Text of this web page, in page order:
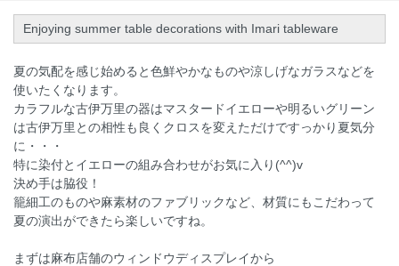
Enjoying summer table decorations with Imari tableware
夏の気配を感じ始めると色鮮やかなものや涼しげなガラスなどを
使いたくなります。
カラフルな古伊万里の器はマスタードイエローや明るいグリーン
は古伊万里との相性も良くクロスを変えただけですっかり夏気分
に・・・
特に染付とイエローの組み合わせがお気に入り(^^)v
決め手は脇役！
籠細工のものや麻素材のファブリックなど、材質にもこだわって
夏の演出ができたら楽しいですね。
まずは麻布店舗のウィンドウディスプレイから